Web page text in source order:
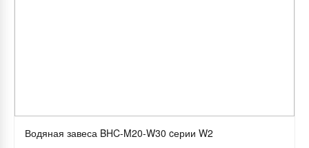
Водяная завеса BHC-M20-W30 cерии W2